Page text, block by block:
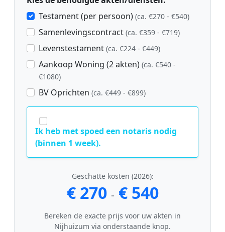
Testament (per persoon) (ca. €270 - €540)
Samenlevingscontract (ca. €359 - €719)
Levenstestament (ca. €224 - €449)
Aankoop Woning (2 akten) (ca. €540 -
€1080)
BV Oprichten (ca. €449 - €899)
Ik heb met spoed een notaris nodig
(binnen 1 week).
Geschatte kosten (2026):
€ 270 - € 540
Bereken de exacte prijs voor uw akten in
Nijhuizum via onderstaande knop.